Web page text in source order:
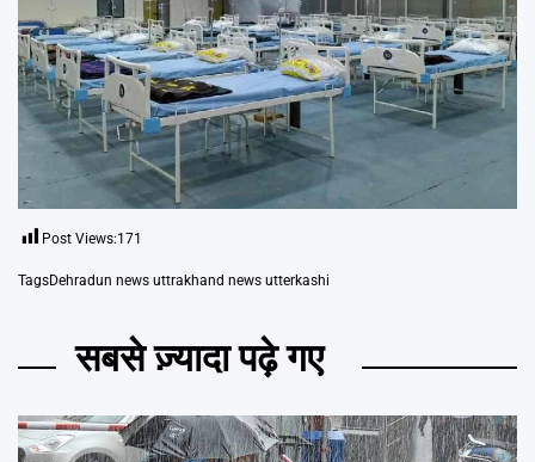
Post Views:171
TagsDehradun news uttrakhand news utterkashi
सबसे ज़्यादा पढ़े गए